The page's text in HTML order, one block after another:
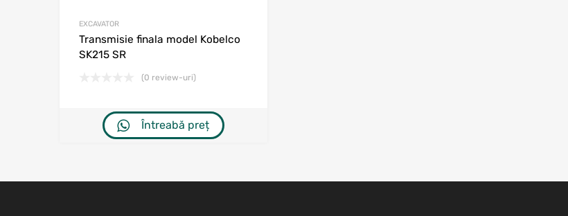
EXCAVATOR
Transmisie finala model Kobelco
SK215 SR
(0 review-uri)
Întreabă preț